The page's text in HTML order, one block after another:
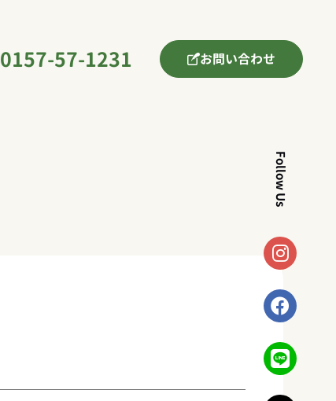
Follow Us
0157-57-1231 お問い合わせ